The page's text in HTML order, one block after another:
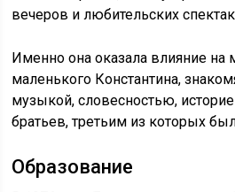
вечеров и любительских
Именно она оказала влияние на
маленького Константина,
музыкой, словесностью,
братьев, третьим из которых
Образование